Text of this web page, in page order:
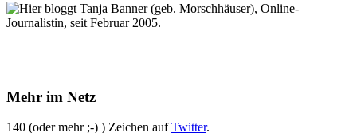
Hier bloggt Tanja Banner (geb. Morschhäuser), Online-
Journalistin, seit Februar 2005.
Mehr im Netz
140 (oder mehr ;-) ) Zeichen aufTwitter.